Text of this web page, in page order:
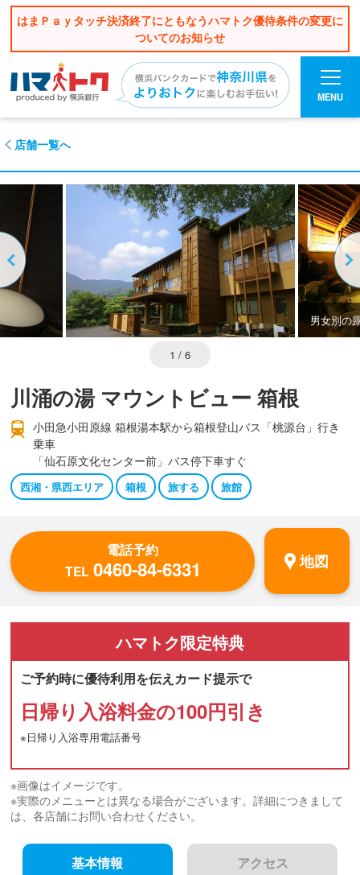
はまＰａｙタッチ決済終了にともなうハマトク優待条件の変更に
ついてのお知らせ
MENU
店舗一覧へ
男女別の
1 / 6
川涌の湯 マウントビュー 箱根
小田急小田原線 箱根湯本駅から箱根登山バス「桃源台」行き
乗車
「仙石原文化センター前」バス停下車すぐ
西湘・県西エリア 箱根 旅する 旅館
電話予約
TEL 0460-84-6331 地図
ハマトク限定特典
ご予約時に優待利用を伝えカード提示で
日帰り入浴料金の100円引き
※日帰り入浴専用電話番号
※画像はイメージです。
※実際のメニューとは異なる場合がございます。詳細につきまして
は、各店舗にお問い合わせください。
基本情報 アクセス